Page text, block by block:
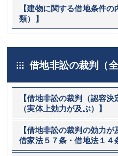
【建物に関する借地条件
類）】
借地非訟の裁判（全
【借地非訟の裁判（認容
（実体上効力が及ぶ）】
【借地非訟の裁判の効力
借家法５７条・借地法１４